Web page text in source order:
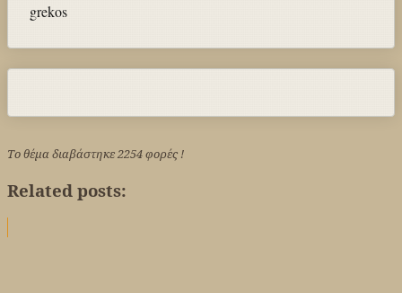
grekos
Το θέμα διαβάστηκε 2254 φορές !
Related posts: